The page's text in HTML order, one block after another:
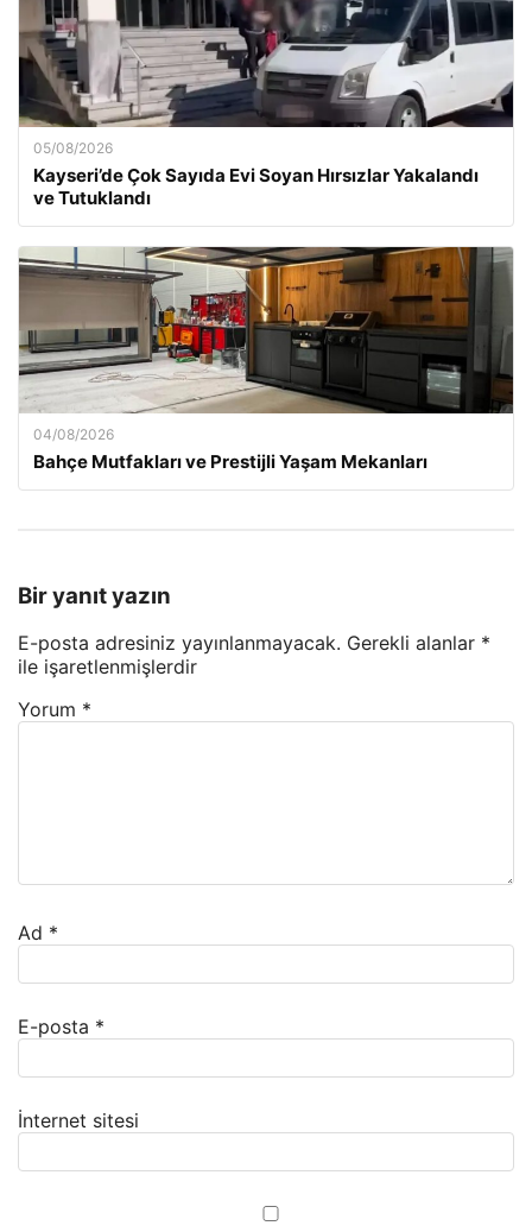
05/08/2026
Kayseri’de Çok Sayıda Evi Soyan Hırsızlar Yakalandı
ve Tutuklandı
04/08/2026
Bahçe Mutfakları ve Prestijli Yaşam Mekanları
Bir yanıt yazın
E-posta adresiniz yayınlanmayacak. Gerekli alanlar *
ile işaretlenmişlerdir
Yorum *
Ad *
E-posta *
İnternet sitesi